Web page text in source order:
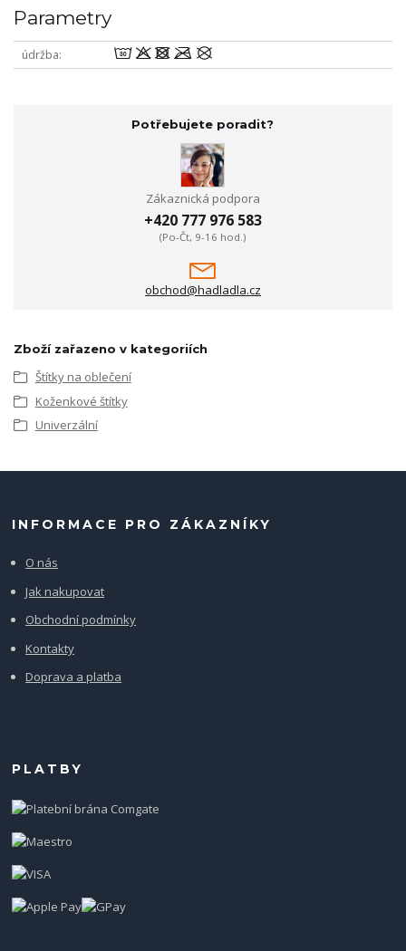
Parametry
údržba wodmU
Potřebujete poradit?
Zákaznická podpora
+420 777 976 583
(Po-Čt, 9-16 hod.)
obchod@hadladla.cz
Zboží zařazeno v kategoriích
Štítky na oblečení
Koženkové štítky
Univerzální
INFORMACE PRO ZÁKAZNÍKY
O nás
Jak nakupovat
Obchodní podmínky
Kontakty
Doprava a platba
PLATBY